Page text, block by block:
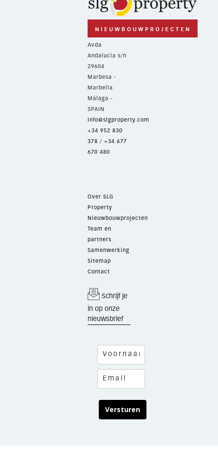
Avda
Andalucía s/n
29604
Marbesa -
Marbella
Málaga -
SPAIN
info@slgproperty.com
+34 952 830
378 / +34 677
670 480
Over SLG
Property
Nieuwbouwprojecten
Team en
partners
Samenwerking
Sitemap
Contact
Schrijf je
in op onze
nieuwsbrief
Versturen